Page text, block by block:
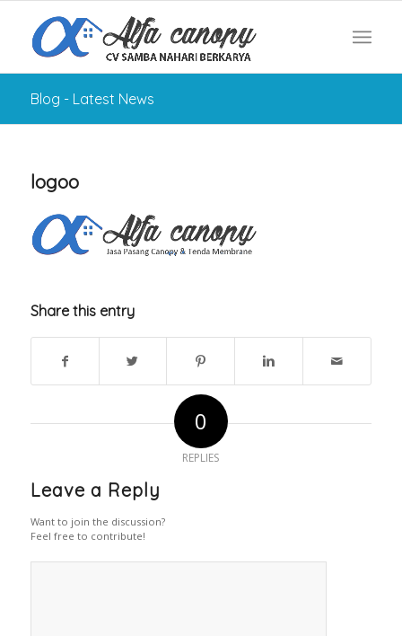
Blog - Latest News
logoo
Share this entry
0
REPLIES
Leave a Reply
Want to join the discussion?
Feel free to contribute!